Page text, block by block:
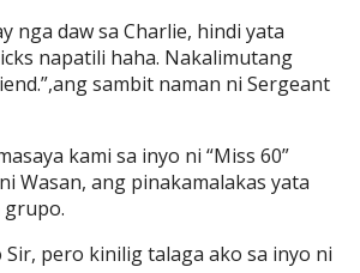
nga daw sa Charlie, hindi yata
napatili haha. Nakalimutang
sambit naman ni Sergeant
kami sa inyo ni “Miss 60”
Wasan, ang pinakamalakas yata
grupo.
Sir, pero kinilig talaga ako sa inyo ni